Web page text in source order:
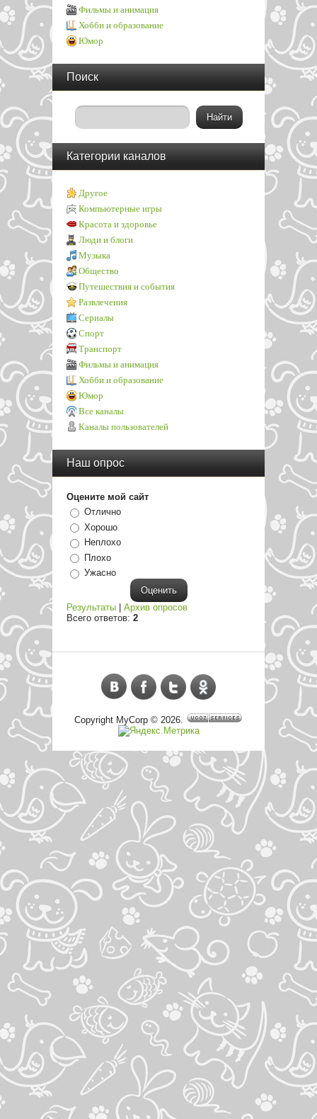
Фильмы и анимация
Хобби и образование
Юмор
Поиск
Категории каналов
Другое
Компьютерные игры
Красота и здоровье
Люди и блоги
Музыка
Общество
Путешествия и события
Развлечения
Сериалы
Спорт
Транспорт
Фильмы и анимация
Хобби и образование
Юмор
Все каналы
Каналы пользователей
Наш опрос
Оцените мой сайт
Отлично
Хорошо
Неплохо
Плохо
Ужасно
Результаты
Архив опросов
Всего ответов: 2
Copyright MyCorp © 2026